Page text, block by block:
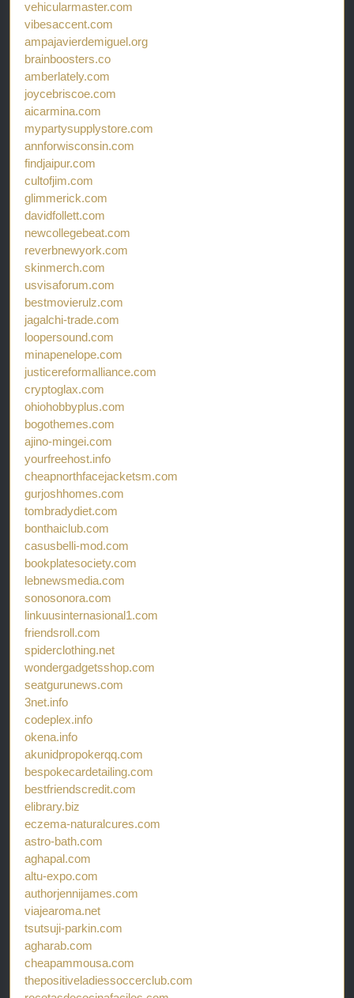
vehicularmaster.com
vibesaccent.com
ampajavierdemiguel.org
brainboosters.co
amberlately.com
joycebriscoe.com
aicarmina.com
mypartysupplystore.com
annforwisconsin.com
findjaipur.com
cultofjim.com
glimmerick.com
davidfollett.com
newcollegebeat.com
reverbnewyork.com
skinmerch.com
usvisaforum.com
bestmovierulz.com
jagalchi-trade.com
loopersound.com
minapenelope.com
justicereformalliance.com
cryptoglax.com
ohiohobbyplus.com
bogothemes.com
ajino-mingei.com
yourfreehost.info
cheapnorthfacejacketsm.com
gurjoshhomes.com
tombradydiet.com
bonthaiclub.com
casusbelli-mod.com
bookplatesociety.com
lebnewsmedia.com
sonosonora.com
linkuusinternasional1.com
friendsroll.com
spiderclothing.net
wondergadgetsshop.com
seatgurunews.com
3net.info
codeplex.info
okena.info
akunidpropokerqq.com
bespokecardetailing.com
bestfriendscredit.com
elibrary.biz
eczema-naturalcures.com
astro-bath.com
aghapal.com
altu-expo.com
authorjennijames.com
viajearoma.net
tsutsuji-parkin.com
agharab.com
cheapammousa.com
thepositiveladiessoccerclub.com